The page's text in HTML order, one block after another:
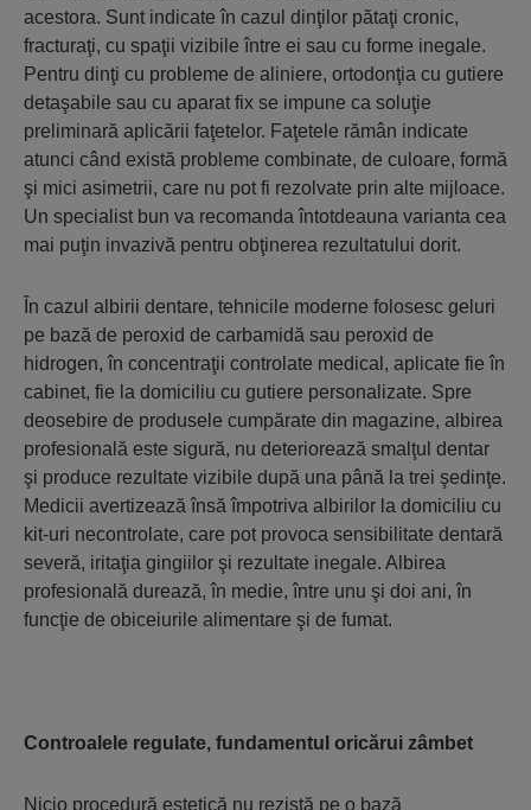
acestora. Sunt indicate în cazul dinţilor pătaţi cronic,
fracturaţi, cu spaţii vizibile între ei sau cu forme inegale.
Pentru dinţi cu probleme de aliniere, ortodonţia cu gutiere
detaşabile sau cu aparat fix se impune ca soluţie
preliminară aplicării faţetelor. Faţetele rămân indicate
atunci când există probleme combinate, de culoare, formă
şi mici asimetrii, care nu pot fi rezolvate prin alte mijloace.
Un specialist bun va recomanda întotdeauna varianta cea
mai puţin invazivă pentru obţinerea rezultatului dorit.
În cazul albirii dentare, tehnicile moderne folosesc geluri
pe bază de peroxid de carbamidă sau peroxid de
hidrogen, în concentraţii controlate medical, aplicate fie în
cabinet, fie la domiciliu cu gutiere personalizate. Spre
deosebire de produsele cumpărate din magazine, albirea
profesională este sigură, nu deteriorează smalţul dentar
şi produce rezultate vizibile după una până la trei şedinţe.
Medicii avertizează însă împotriva albirilor la domiciliu cu
kit-uri necontrolate, care pot provoca sensibilitate dentară
severă, iritaţia gingiilor şi rezultate inegale. Albirea
profesională durează, în medie, între unu şi doi ani, în
funcţie de obiceiurile alimentare şi de fumat.
Controalele regulate, fundamentul oricărui zâmbet
Nicio procedură estetică nu rezistă pe o bază